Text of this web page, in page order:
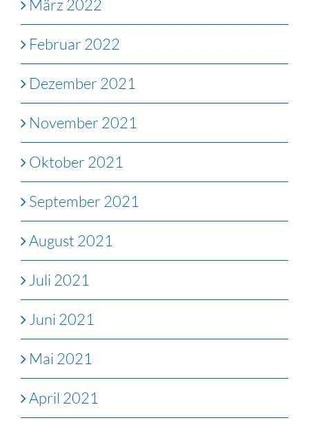
März 2022
Februar 2022
Dezember 2021
November 2021
Oktober 2021
September 2021
August 2021
Juli 2021
Juni 2021
Mai 2021
April 2021